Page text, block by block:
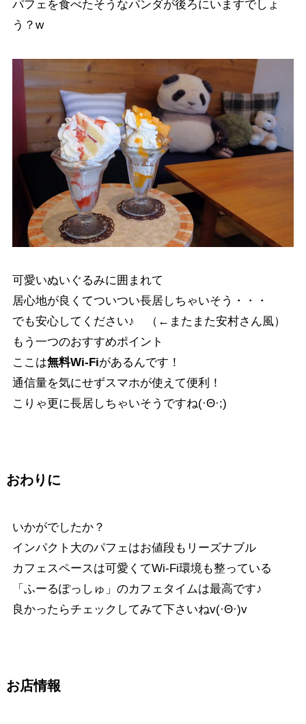
パフェを食べたそうなパンダが後ろにいますでしょ
う？w
可愛いぬいぐるみに囲まれて
居心地が良くてついつい長居しちゃいそう・・・
でも安心してください♪ （←またまた安村さん風）
もう一つのおすすめポイント
ここは無料Wi-Fiがあるんです！
通信量を気にせずスマホが使えて便利！
こりゃ更に長居しちゃいそうですね(·Θ·;)
おわりに
いかがでしたか？
インパクト大のパフェはお値段もリーズナブル
カフェスペースは可愛くてWi-Fi環境も整っている
「ふーるぽっしゅ」のカフェタイムは最高です♪
良かったらチェックしてみて下さいねv(·Θ·)v
お店情報